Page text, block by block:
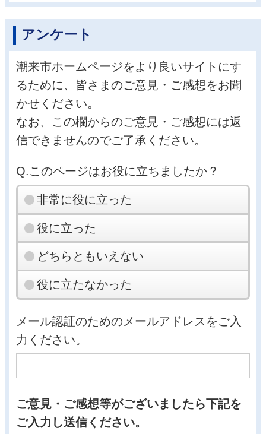
アンケート
潮来市ホームページをより良いサイトにす
るために、皆さまのご意見・ご感想をお聞
かせください。
なお、この欄からのご意見・ご感想には返
信できませんのでご了承ください。
Q.このページはお役に立ちましたか？
非常に役に立った
役に立った
どちらともいえない
役に立たなかった
メール認証のためのメールアドレスをご入
力ください。
ご意見・ご感想等がございましたら下記を
ご入力し送信ください。